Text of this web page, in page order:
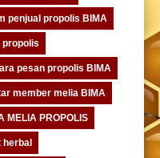
penjual propolis BIMA
pesan propolis BIMA
member melia BIMA
MELIA PROPOLIS
herbal